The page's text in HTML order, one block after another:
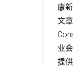
康
文
业
提